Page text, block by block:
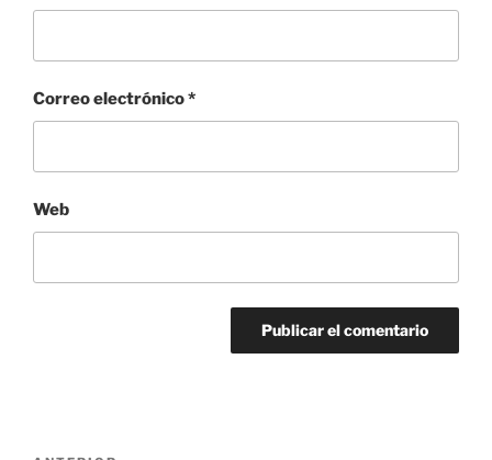
Correo electrónico*
Web
Navegación